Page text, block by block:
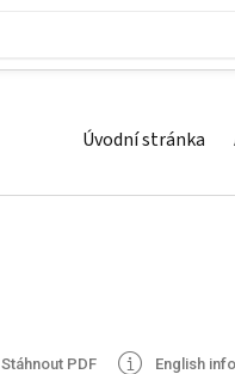
Úvodní stránka
Stáhnout PDF English info